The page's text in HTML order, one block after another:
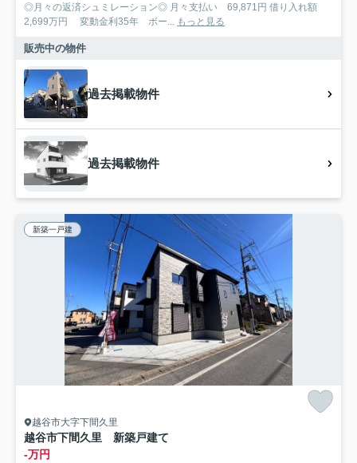
◎月々の返済シュミレーション◎ 月々支払い 69,871円 借り入れ額
2,699万円 変動金利35年 ボー...
もっと見る
販売中の物件
過去掲載物件
過去掲載物件
新築一戸建
越谷市大字下間久里
越谷市下間久里 新築戸建て
-万円